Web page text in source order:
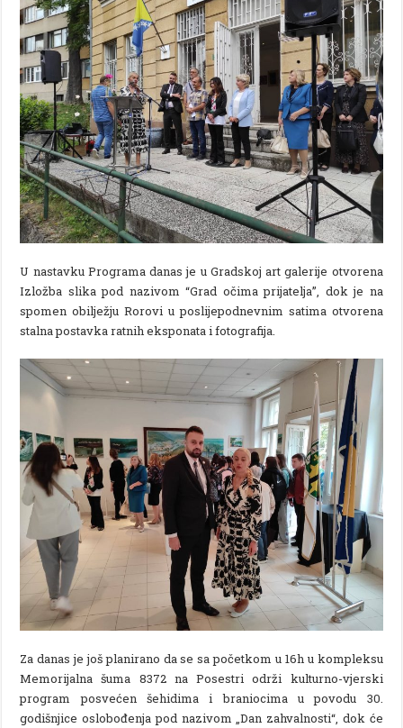
U nastavku Programa danas je u Gradskoj art galerije otvorena
Izložba slika pod nazivom “Grad očima prijatelja”, dok je na
spomen obilježju Rorovi u poslijepodnevnim satima otvorena
stalna postavka ratnih eksponata i fotografija.
Za danas je još planirano da se sa početkom u 16h u kompleksu
Memorijalna šuma 8372 na Posestri održi kulturno-vjerski
program posvećen šehidima i braniocima u povodu 30.
godišnjice oslobođenja pod nazivom „Dan zahvalnosti“, dok će